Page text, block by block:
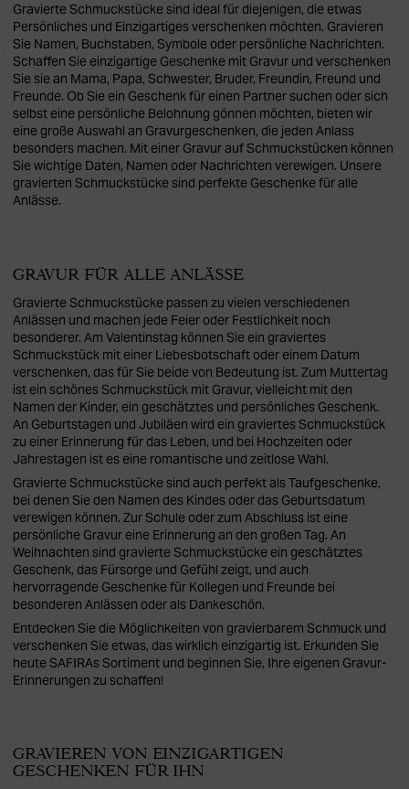
Gravierte Schmuckstücke sind ideal für diejenigen, die etwas
Persönliches und Einzigartiges verschenken möchten. Gravieren
Sie Namen, Buchstaben, Symbole oder persönliche Nachrichten.
Schaffen Sie einzigartige Geschenke mit Gravur und verschenken
Sie sie an Mama, Papa, Schwester, Bruder, Freundin, Freund und
Freunde. Ob Sie ein Geschenk für einen Partner suchen oder sich
selbst eine persönliche Belohnung gönnen möchten, bieten wir
eine große Auswahl an Gravurgeschenken, die jeden Anlass
besonders machen. Mit einer Gravur auf Schmuckstücken können
Sie wichtige Daten, Namen oder Nachrichten verewigen. Unsere
gravierten Schmuckstücke sind perfekte Geschenke für alle
Anlässe.
GRAVUR FÜR ALLE ANLÄSSE
Gravierte Schmuckstücke passen zu vielen verschiedenen
Anlässen und machen jede Feier oder Festlichkeit noch
besonderer. Am Valentinstag können Sie ein graviertes
Schmuckstück mit einer Liebesbotschaft oder einem Datum
verschenken, das für Sie beide von Bedeutung ist. Zum Muttertag
ist ein schönes Schmuckstück mit Gravur, vielleicht mit den
Namen der Kinder, ein geschätztes und persönliches Geschenk.
An Geburtstagen und Jubiläen wird ein graviertes Schmuckstück
zu einer Erinnerung für das Leben, und bei Hochzeiten oder
Jahrestagen ist es eine romantische und zeitlose Wahl.
Gravierte Schmuckstücke sind auch perfekt als Taufgeschenke,
bei denen Sie den Namen des Kindes oder das Geburtsdatum
verewigen können. Zur Schule oder zum Abschluss ist eine
persönliche Gravur eine Erinnerung an den großen Tag. An
Weihnachten sind gravierte Schmuckstücke ein geschätztes
Geschenk, das Fürsorge und Gefühl zeigt, und auch
hervorragende Geschenke für Kollegen und Freunde bei
besonderen Anlässen oder als Dankeschön.
Entdecken Sie die Möglichkeiten von gravierbarem Schmuck und
verschenken Sie etwas, das wirklich einzigartig ist. Erkunden Sie
heute SAFIRAs Sortiment und beginnen Sie, Ihre eigenen Gravur-
Erinnerungen zu schaffen!
GRAVIEREN VON EINZIGARTIGEN
GESCHENKEN FÜR IHN